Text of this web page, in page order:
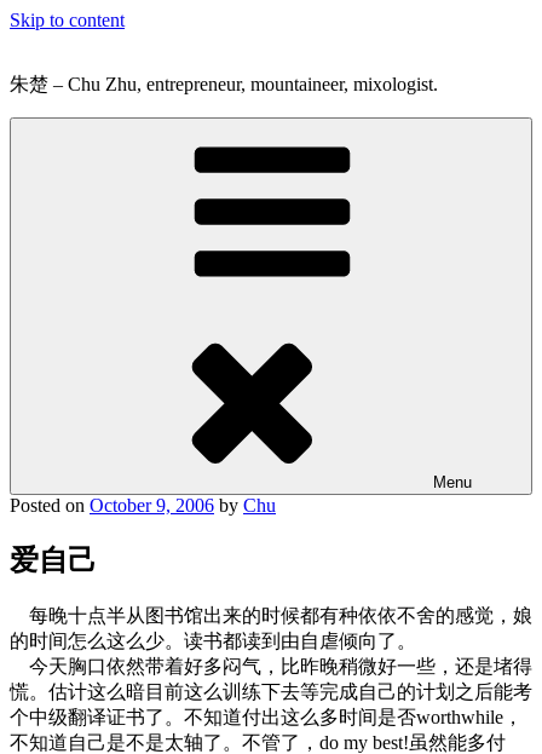
Skip to content
朱楚 – Chu Zhu, entrepreneur, mountaineer, mixologist.
Menu
Posted on October 9, 2006 by Chu
爱自己
每晚十点半从图书馆出来的时候都有种依依不舍的感觉，娘
的时间怎么这么少。读书都读到由自虐倾向了。
今天胸口依然带着好多闷气，比昨晚稍微好一些，还是堵得
慌。估计这么暗目前这么训练下去等完成自己的计划之后能考
个中级翻译证书了。不知道付出这么多时间是否worthwhile，
不知道自己是不是太轴了。不管了，do my best!虽然能多付